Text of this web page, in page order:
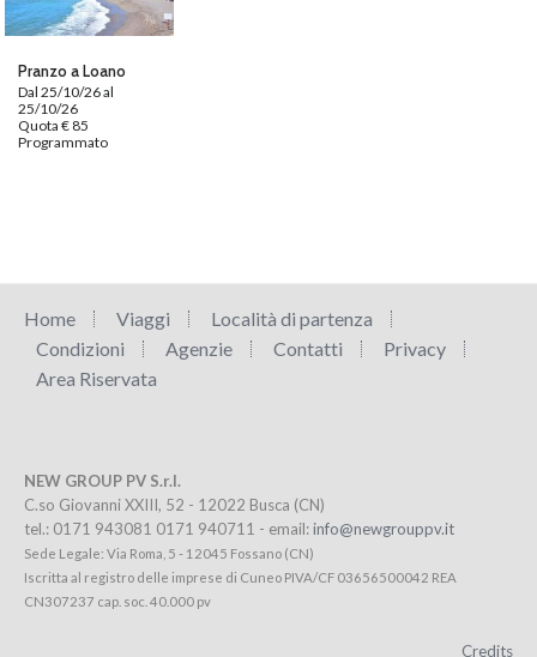
Pranzo a Loano
Dal 25/10/26 al
25/10/26
Quota € 85
Programmato
Home Viaggi
Località di partenza
Condizioni
Agenzie Contatti
Privacy
Area Riservata
NEW GROUP PV S.r.l.
C.so Giovanni XXIII, 52 - 12022 Busca (CN)
tel.: 0171 943081 0171 940711 - email: info@newgrouppv.it
Sede Legale: Via Roma, 5 - 12045 Fossano (CN)
Iscritta al registro delle imprese di Cuneo PIVA/CF 03656500042 REA
CN307237 cap. soc. 40.000 pv
Credits